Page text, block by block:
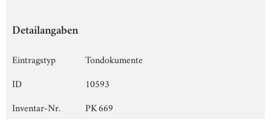
Detailangaben
Eintragstyp
Tondokumente
ID
10593
Inventar-Nr.
PK 669